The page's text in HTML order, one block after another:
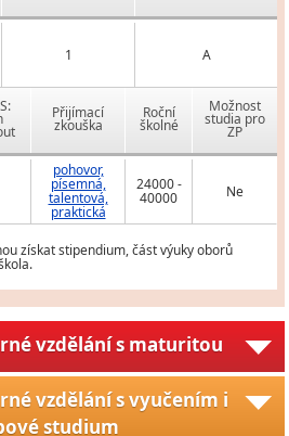
1 A
Přijímací
zkouška
Roční
školné
Možnost
studia pro
ZP
pohovor,
písemná,
talentová,
praktická
24000 -
40000 Ne
získat stipendium, část výuky oborů
vzdělání s maturitou
vzdělání s vyučením i
studium